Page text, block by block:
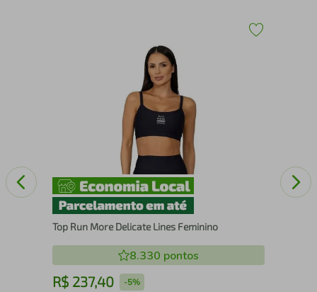
Top Run More Delicate Lines Feminino
8.330 pontos
R$ 237,40 -5%